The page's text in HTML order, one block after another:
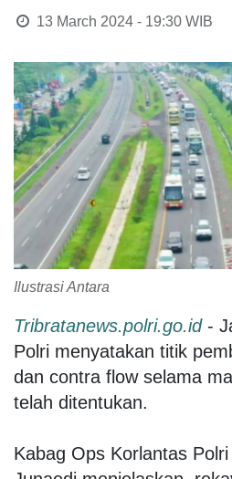
13 March 2024 - 19:30WIB
Ilustrasi Antara
Tribratanews.polri.go.id -
Polri menyatakan titik
dan contra flow selama
telah ditentukan.
Kabag Ops Korlantas